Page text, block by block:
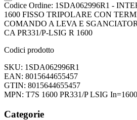
Codice Ordine: 1SDA062996R1 -
1600 FISSO TRIPOLARE CON
COMANDO A LEVA E
CA PR331/P-LSIG R 1600
Codici prodotto
SKU: 1SDA062996R1
EAN: 8015644655457
GTIN: 8015644655457
MPN: T7S 1600 PR331/P LSIG
Categorie